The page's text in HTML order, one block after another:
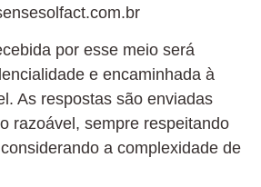
por esse meio será
e encaminhada à
As respostas são enviadas
razoável, sempre respeitando
a complexidade de